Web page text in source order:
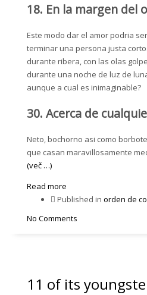
18. En la margen del
Este modo dar el amor podria
terminar una persona justa
durante ribera, con las olas
durante una noche de luz de
aunque a cual es inimaginable?
30. Acerca de
Neto, bochorno asi­ como
que casan maravillosamente
(več …)
Read more
Published in orden de
No Comments
11 of its